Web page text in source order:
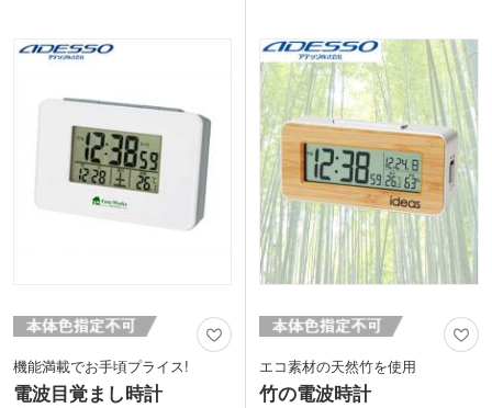
本体の上部か中央に1色でロゴ印刷がで
きます。高齢者施設の開業や内覧会など
の記念品として大変おススメです!
動画提供 : ADESSO OFFICIAL
機能満載でお手頃プライス!
電波目覚まし時計
エコ素材の天然竹を使用
竹の電波時計